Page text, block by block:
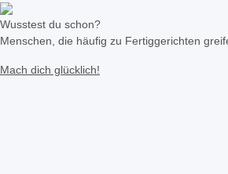
Wusstest du schon?
Menschen, die häufig zu Fertiggerichten
Mach dich glücklich!